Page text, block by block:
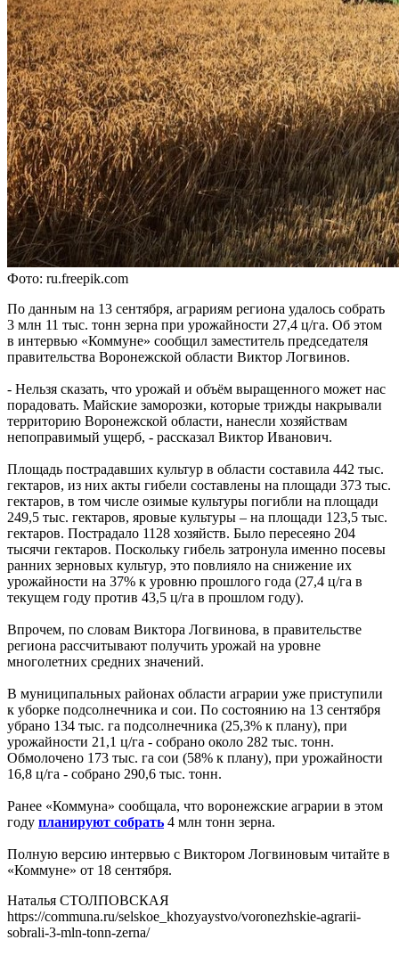
Фото: ru.freepik.com
По данным на 13 сентября, аграриям региона удалось собрать
3 млн 11 тыс. тонн зерна при урожайности 27,4 ц/га. Об этом
в интервью «Коммуне» сообщил заместитель председателя
правительства Воронежской области Виктор Логвинов.
- Нельзя сказать, что урожай и объём выращенного может нас
порадовать. Майские заморозки, которые трижды накрывали
территорию Воронежской области, нанесли хозяйствам
непоправимый ущерб, - рассказал Виктор Иванович.
Площадь пострадавших культур в области составила 442 тыс.
гектаров, из них акты гибели составлены на площади 373 тыс.
гектаров, в том числе озимые культуры погибли на площади
249,5 тыс. гектаров, яровые культуры – на площади 123,5 тыс.
гектаров. Пострадало 1128 хозяйств. Было пересеяно 204
тысячи гектаров. Поскольку гибель затронула именно посевы
ранних зерновых культур, это повлияло на снижение их
урожайности на 37% к уровню прошлого года (27,4 ц/га в
текущем году против 43,5 ц/га в прошлом году).
Впрочем, по словам Виктора Логвинова, в правительстве
региона рассчитывают получить урожай на уровне
многолетних средних значений.
В муниципальных районах области аграрии уже приступили
к уборке подсолнечника и сои. По состоянию на 13 сентября
убрано 134 тыс. га подсолнечника (25,3% к плану), при
урожайности 21,1 ц/га - собрано около 282 тыс. тонн.
Обмолочено 173 тыс. га сои (58% к плану), при урожайности
16,8 ц/га - собрано 290,6 тыс. тонн.
Ранее «Коммуна» сообщала, что воронежские аграрии в этом
году планируют собрать 4 млн тонн зерна.
Полную версию интервью с Виктором Логвиновым читайте в
«Коммуне» от 18 сентября.
Наталья СТОЛПОВСКАЯ
https://communa.ru/selskoe_khozyaystvo/voronezhskie-agrarii-
sobrali-3-mln-tonn-zerna/